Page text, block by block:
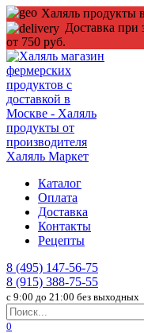
Перейти
к
содержанию
Халяль продукты
Доставка при
от 750 руб.
Каталог
Оплата
Доставка
Контакты
Рецепты
8 (495) 147-56-75
8 (915) 388-75-55
c 9:00 до 21:00 без выходных
Search
for:
0